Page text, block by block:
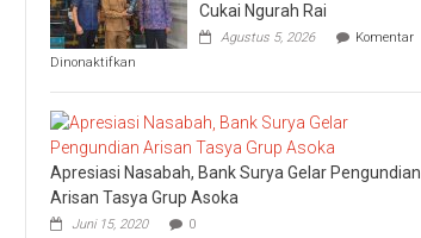
Cukai Ngurah Rai
Agustus 5, 2026
Komentar
Dinonaktifkan
I
DPRD
Bali
Sidak
Bea
Cukai
Ngurah
Rai
Apresiasi Nasabah, Bank Surya Gelar Pengundian
Arisan Tasya Grup Asoka
Juni 15, 2020 0